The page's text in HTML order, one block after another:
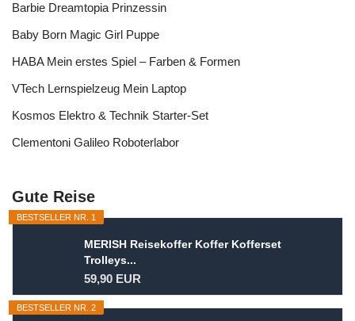
Barbie Dreamtopia Prinzessin
Baby Born Magic Girl Puppe
HABA Mein erstes Spiel – Farben & Formen
VTech Lernspielzeug Mein Laptop
Kosmos Elektro & Technik Starter-Set
Clementoni Galileo Roboterlabor
Gute Reise
BESTSELLER NR. 1
MERISH Reisekoffer Koffer Kofferset
Trolleys...
59,90 EUR
BESTSELLER NR. 2